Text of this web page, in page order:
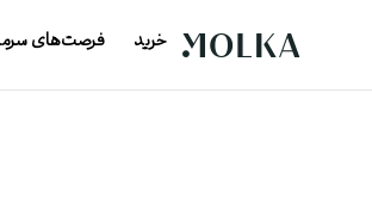
خرید فرصت‌های